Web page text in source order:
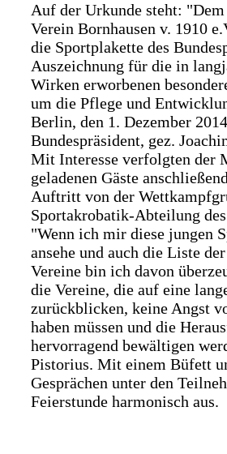
Auf der Urkunde steht:
Verein Bornhausen v. 1910
die Sportplakette des
Auszeichnung für die in
Wirken erworbenen
um die Pflege und
Berlin, den 1. Dezember
Bundespräsident, gez.
Mit Interesse verfolgten der
geladenen Gäste
Auftritt von der
Sportakrobatik-Abteilung
"Wenn ich mir diese jungen
ansehe und auch die Liste
Vereine bin ich davon
die Vereine, die auf eine
zurückblicken, keine Angst
haben müssen und die
hervorragend bewältigen
Pistorius. Mit einem Büfett
Gesprächen unter den
Feierstunde harmonisch aus.